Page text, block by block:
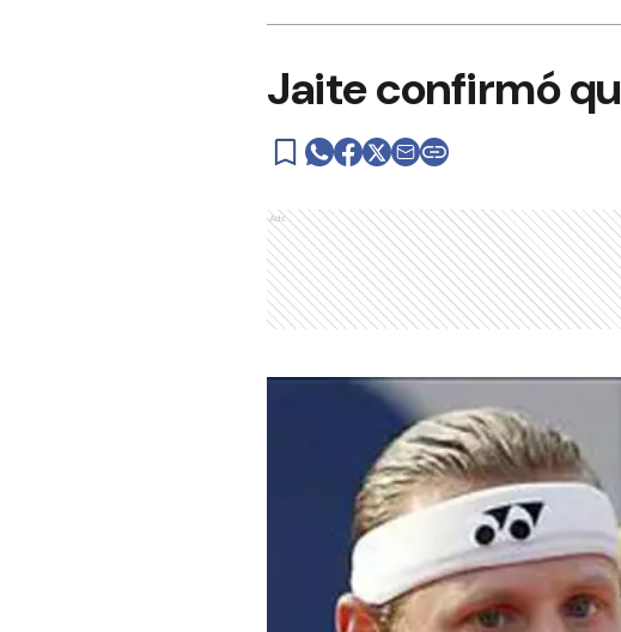
Jaite confirmó
Ads